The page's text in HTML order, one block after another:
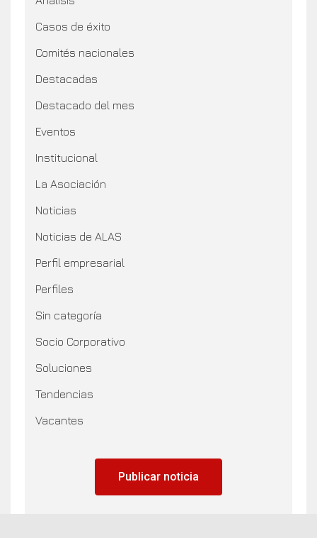
Casos de éxito
Comités nacionales
Destacadas
Destacado del mes
Eventos
Institucional
La Asociación
Noticias
Noticias de ALAS
Perfil empresarial
Perfiles
Sin categoría
Socio Corporativo
Soluciones
Tendencias
Vacantes
Publicar noticia